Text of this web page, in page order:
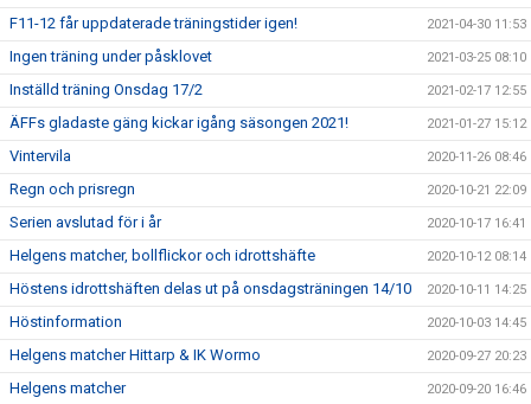
F11-12 får uppdaterade träningstider igen! 2021-04-30 11:53
Ingen träning under påsklovet 2021-03-25 08:10
Inställd träning Onsdag 17/2 2021-02-17 12:55
ÄFFs gladaste gäng kickar igång säsongen 2021! 2021-01-27 15:12
Vintervila 2020-11-26 08:46
Regn och prisregn 2020-10-21 22:09
Serien avslutad för i år 2020-10-17 16:41
Helgens matcher, bollflickor och idrottshäfte 2020-10-12 08:14
Höstens idrottshäften delas ut på onsdagsträningen 14/10 2020-10-11 14:25
Höstinformation 2020-10-03 14:45
Helgens matcher Hittarp & IK Wormo 2020-09-27 20:23
Helgens matcher 2020-09-20 16:46